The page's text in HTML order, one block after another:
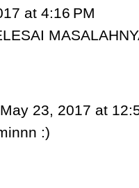
at 4:16 PM
May 23, 2017 at
:)